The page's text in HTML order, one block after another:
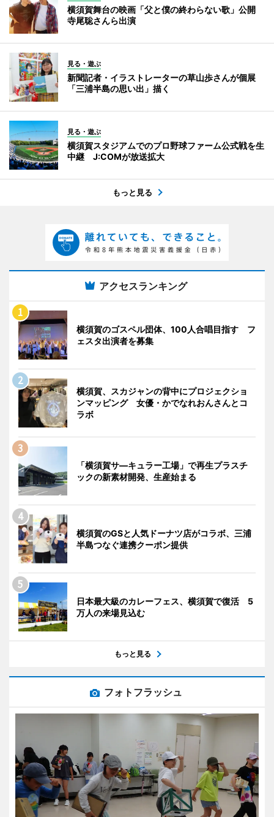
横須賀舞台の映画「父と僕の終わらない歌」公開
寺尾聡さんら出演
見る・遊ぶ
新聞記者・イラストレーターの草山歩さんが個展
「三浦半島の思い出」描く
見る・遊ぶ
横須賀スタジアムでのプロ野球ファーム公式戦を生
中継 J:COMが放送拡大
もっと見る
アクセスランキング
横須賀のゴスペル団体、100人合唱目指す フ
ェスタ出演者を募集
横須賀、スカジャンの背中にプロジェクショ
ンマッピング 女優・かでなれおんさんとコ
ラボ
「横須賀サ―キュラー工場」で再生プラスチ
ックの新素材開発、生産始まる
横須賀のGSと人気ドーナツ店がコラボ、三浦
半島つなぐ連携クーポン提供
日本最大級のカレーフェス、横須賀で復活 5
万人の来場見込む
もっと見る
フォトフラッシュ